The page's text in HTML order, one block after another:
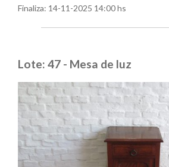
Finaliza: 14-11-2025 14:00 hs
Lote: 47 - Mesa de luz